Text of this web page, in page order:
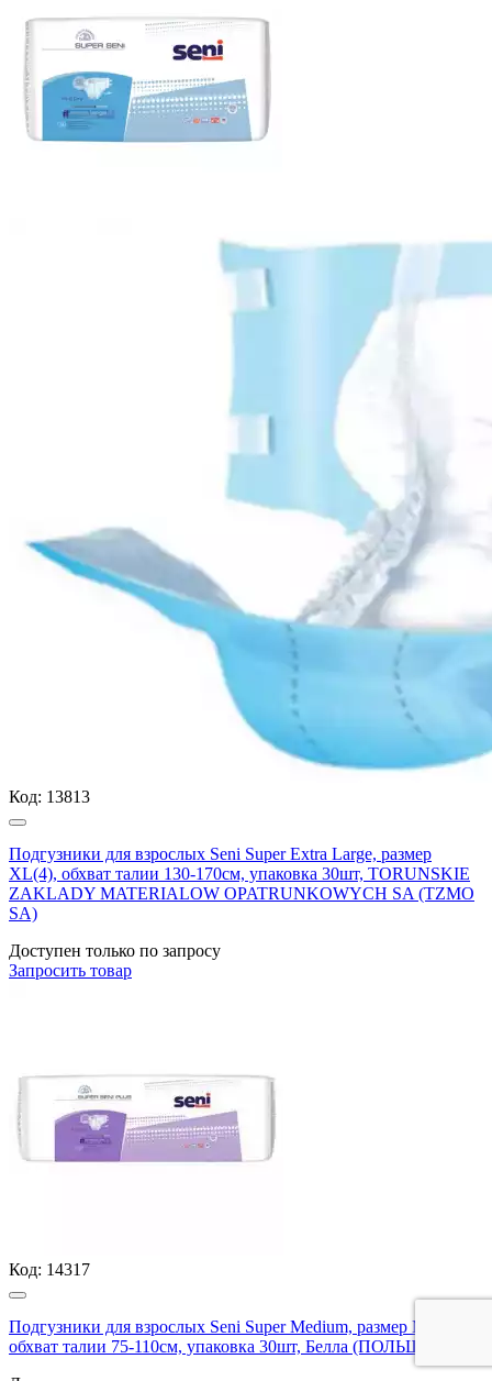
Код: 13813
Подгузники для взрослых Seni Super Extra Large, размер
XL(4), обхват талии 130-170см, упаковка 30шт, TORUNSKIE
ZAKLADY MATERIALOW OPATRUNKOWYCH SA (TZMO
SA)
Доступен только по запросу
Запросить товар
Код: 14317
Подгузники для взрослых Seni Super Medium, размер М(2),
обхват талии 75-110см, упаковка 30шт, Белла (ПОЛЬША)